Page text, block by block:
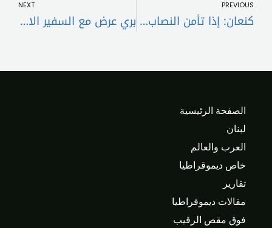
PREVIOUS
كنعان: إذا تأمن النصاب بين اليوم والغد ينتهي تقرير موازنة 2024
NEXT
بري عرض مع السفير الايراني للتطوّرات في لبنان والمنطقة
الصفحة الرئيسية
لبنان
العرب والعالم
خاص ديموقراطيا
تقارير
مقالات ديموقراطيا
فوق مقص الرقيب